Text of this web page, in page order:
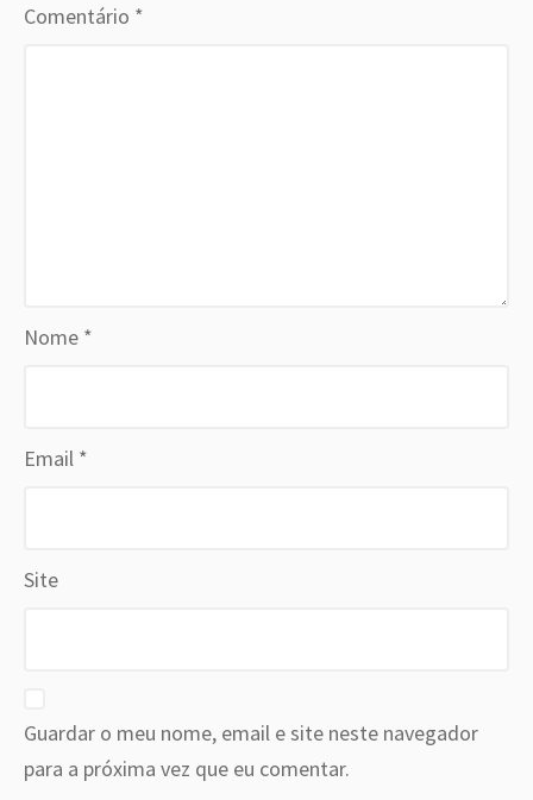
Comentário *
Nome *
Email *
Site
Guardar o meu nome, email e site neste navegador
para a próxima vez que eu comentar.